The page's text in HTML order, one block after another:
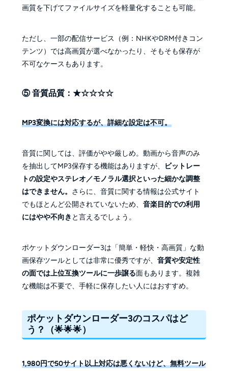
画質を下げてファイルサイズを軽量化することも可能。
ただし、一部の配信サービス（例：NHKやDRM付きコン
テンツ）では高画質が選べなかったり、そもそも保存が
不可なケースもあります。
⑤ 音質品質：★☆☆☆☆
MP3変換には対応するが、詳細な設定は不可。
音質に関しては、評価がやや厳しめ。動画から音声のみ
を抽出してMP3保存する機能はありますが、
ビットレー
トの設定やステレオ／モノラル選択といった細かな調整
はできません。 さらに、音質に関する情報は公式サイト
でもほとんど公開されていないため、 音楽目的での利用
にはやや不向き と言えるでしょう。
ポケットダウンローダー3は「簡単・軽快・高画質」な動
画保存ツールとしては非常に優秀ですが、 音質や安定性
の面では上位互換ツールに一歩譲る面もあります。複雑
な機能は不要で、手軽に保存したい人にはおすすめ。
ポケットダウンローダー3のコスパはど
う？（🌟🌟🌟）
1,980円で50サイト以上対応は悪くないけど、無料ツール